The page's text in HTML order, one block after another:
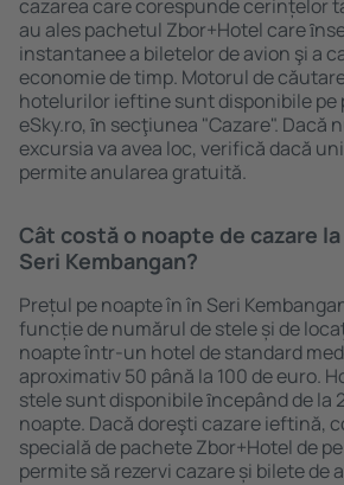
cazarea care corespunde cerințelor
au ales pachetul Zbor+Hotel care
instantanee a biletelor de avion şi a
economie de timp. Motorul de
hotelurilor ieftine sunt disponibile pe
eSky.ro, ȋn secţiunea "Cazare". Dacă
excursia va avea loc, verifică dacă
permite anularea gratuită.
Cât costă o noapte de cazare
Seri Kembangan?
Prețul pe noapte în în Seri
funcție de numărul de stele și de
noapte într-un hotel de standard
aproximativ 50 până la 100 de euro.
stele sunt disponibile ȋncepând de la
noapte. Dacă doreşti cazare ieftină,
specială de pachete Zbor+Hotel de
permite să rezervi cazare și bilete de